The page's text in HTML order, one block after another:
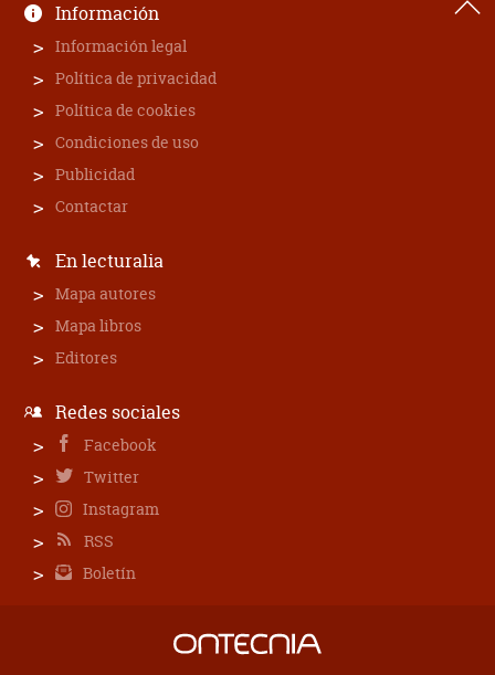
Información
Información legal
Política de privacidad
Política de cookies
Condiciones de uso
Publicidad
Contactar
En lecturalia
Mapa autores
Mapa libros
Editores
Redes sociales
Facebook
Twitter
Instagram
RSS
Boletín